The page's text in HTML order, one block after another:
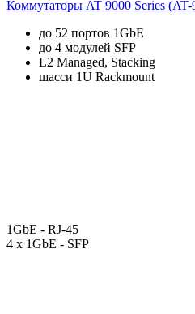
Коммутаторы AT 9000 Series (AT-
до 52 портов 1GbE
до 4 модулей SFP
L2 Managed, Stacking
шасси 1U Rackmount
1GbE - RJ-45
4 x 1GbE - SFP